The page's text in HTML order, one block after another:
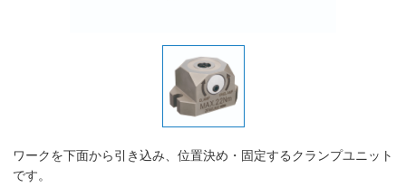
ワークを下面から引き込み、位置決め・固定するクランプユニット
です。